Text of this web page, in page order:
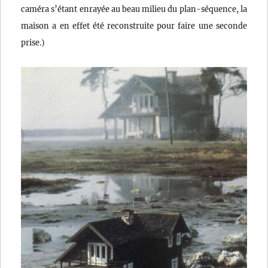
caméra s’étant enrayée au beau milieu du plan-séquence, la
maison a en effet été reconstruite pour faire une seconde
prise.)